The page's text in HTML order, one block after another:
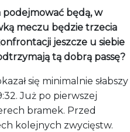
będą, w
meczu będzie trzecia
jeszcze u siebie
tą dobrą passę?
się minimalnie słabszy
Już po pierwszej
bramek. Przed
kolejnych zwycięstw.